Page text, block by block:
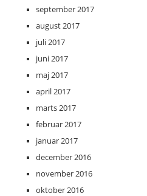
september 2017
august 2017
juli 2017
juni 2017
maj 2017
april 2017
marts 2017
februar 2017
januar 2017
december 2016
november 2016
oktober 2016